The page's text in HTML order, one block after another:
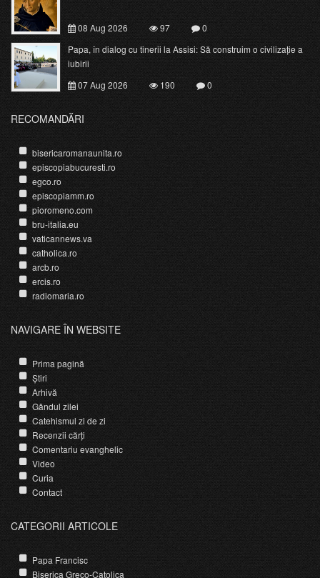
08 Aug 2026 97
0
Papa, în dialog cu tinerii la Assisi: Să construim o civilizație a
iubirii
07 Aug 2026
190 0
RECOMANDĂRI
bisericaromanaunita.ro
episcopiabucuresti.ro
egco.ro
episcopiamm.ro
pioromeno.com
bru-italia.eu
vaticannews.va
catholica.ro
arcb.ro
ercis.ro
radiomaria.ro
NAVIGARE ÎN WEBSITE
Prima pagină
Știri
Arhivă
Gândul zilei
Catehismul zi de zi
Recenzii cărți
Comentariu evanghelic
Video
Curia
Contact
CATEGORII ARTICOLE
Papa Francisc
Biserica Greco-Catolica